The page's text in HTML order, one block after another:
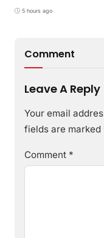
melalui Program
5 hours ago
Comment
Leave A Reply
Your email
fields are marked
Comment *